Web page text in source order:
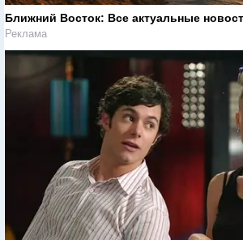
Ближний Восток: Все актуальные
Реклама